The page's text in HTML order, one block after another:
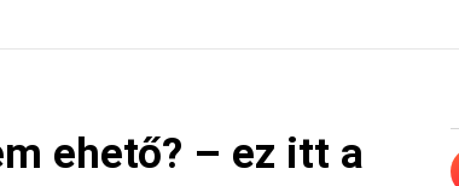
ehető? – ez itt a